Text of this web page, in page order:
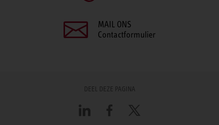
MAIL ONS
Contactformulier
DEEL DEZE PAGINA
LinkedIn FacebookX